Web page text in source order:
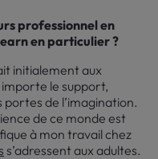
professionnel en
en particulier ?
initialement aux
le support,
portes de l’imagination.
de ce monde est
à mon travail chez
s’adressent aux adultes.